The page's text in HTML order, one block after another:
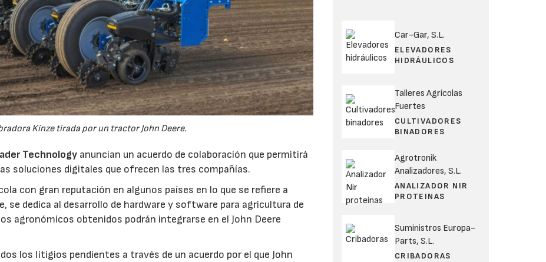
Kinze tirada por un tractor John Deere.
Technology anuncian un acuerdo de colaboración que permitirá
soluciones digitales que ofrecen las tres compañías.
con gran reputación en algunos países en lo que se refiere a
se dedica al desarrollo de hardware y software para agricultura de
agronómicos obtenidos podrán integrarse en el John Deere
los litigios pendientes a través de un acuerdo por el que John
Car-Gar, S.L.
ELEVADORES
HIDRÁULICOS
Talleres Agrícolas
Fuertes
CULTIVADORES
BINADORES
Agrotronik
Analizadores, S.L.
ANALIZADOR NIR
PROTEINAS
Suministros Europa-
Parts, S.L.
CRIBADORAS